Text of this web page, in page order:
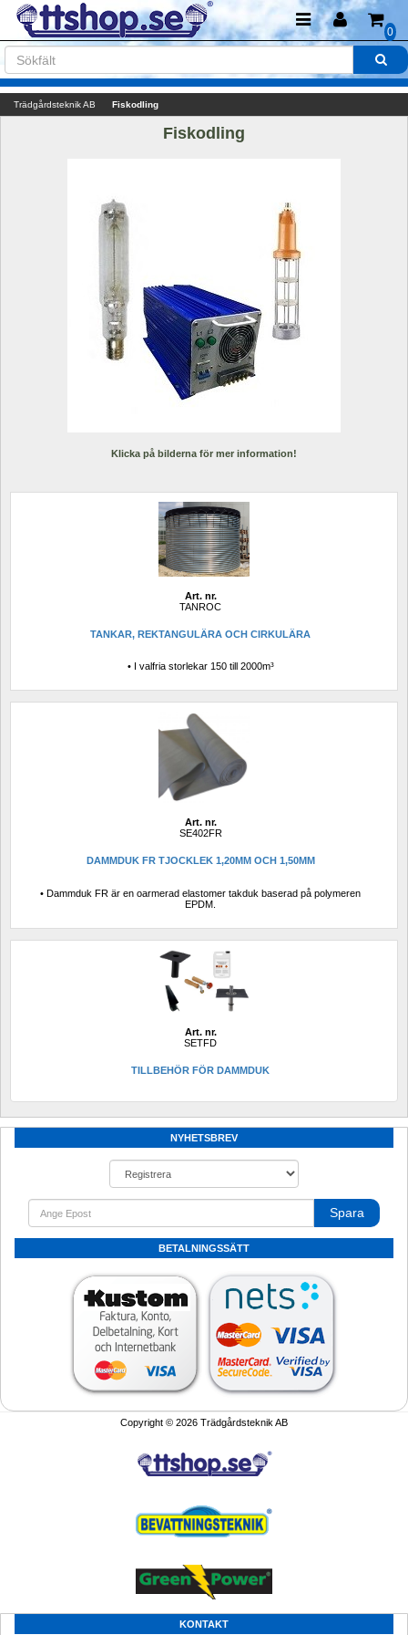
0
Trädgårdsteknik AB Fiskodling
Fiskodling
Klicka på bilderna för mer information!
Art. nr.
TANROC
TANKAR, REKTANGULÄRA OCH CIRKULÄRA
• I valfria storlekar 150 till 2000m³
Art. nr.
SE402FR
DAMMDUK FR TJOCKLEK 1,20MM OCH 1,50MM
• Dammduk FR är en oarmerad elastomer takduk baserad på polymeren
EPDM.
Art. nr.
SETFD
TILLBEHÖR FÖR DAMMDUK
NYHETSBREV
Spara
BETALNINGSSÄTT
Copyright © 2026 Trädgårdsteknik AB
KONTAKT